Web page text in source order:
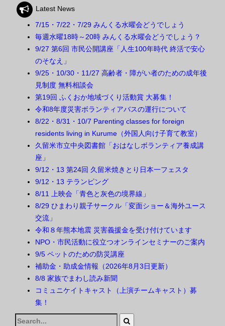
Latest News
7/15・7/22・7/29 みんくる水曜会どうでしょう
毎週水曜18時～20時 みんくる水曜会どうでしょう？
9/27 第6回 市民公開講座「人生100年時代 終活で安心
のそなえ」
9/25・10/30・11/27 高齢者・障がい者のための成年後
見制度 無料相談会
第19回 ふくおか地域づくり活動賞 大募集！
令和8年度災害ボランティアバスの運行について
8/22・8/31・10/7 Parenting classes for foreign
residents living in Kurume（外国人向け子育て教室）
久留米市立中央図書館「おはなしボランティア養成講
座」
9/12・13 第24回 久留米焼きとり日本一フェスタ
9/12・13 テランピング
8/11 上映会「青色と灰色の境界線」
8/29 ひまわり親子サークル「変面ショー＆海外ユース
交流」
令和８年熊本地震 災害義援金を受け付けています
NPO・市民活動に役立つオンラインセミナーのご案内
9/5 ペットのための防災講座
補助金・助成金情報（2026年8月3日更新）
8/8 家族でまわし読み新聞
コミュニケイトキャスト（上演チームキャスト）募
集！
Search